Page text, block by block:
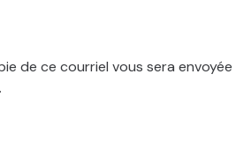
de ce courriel vous sera envoyée